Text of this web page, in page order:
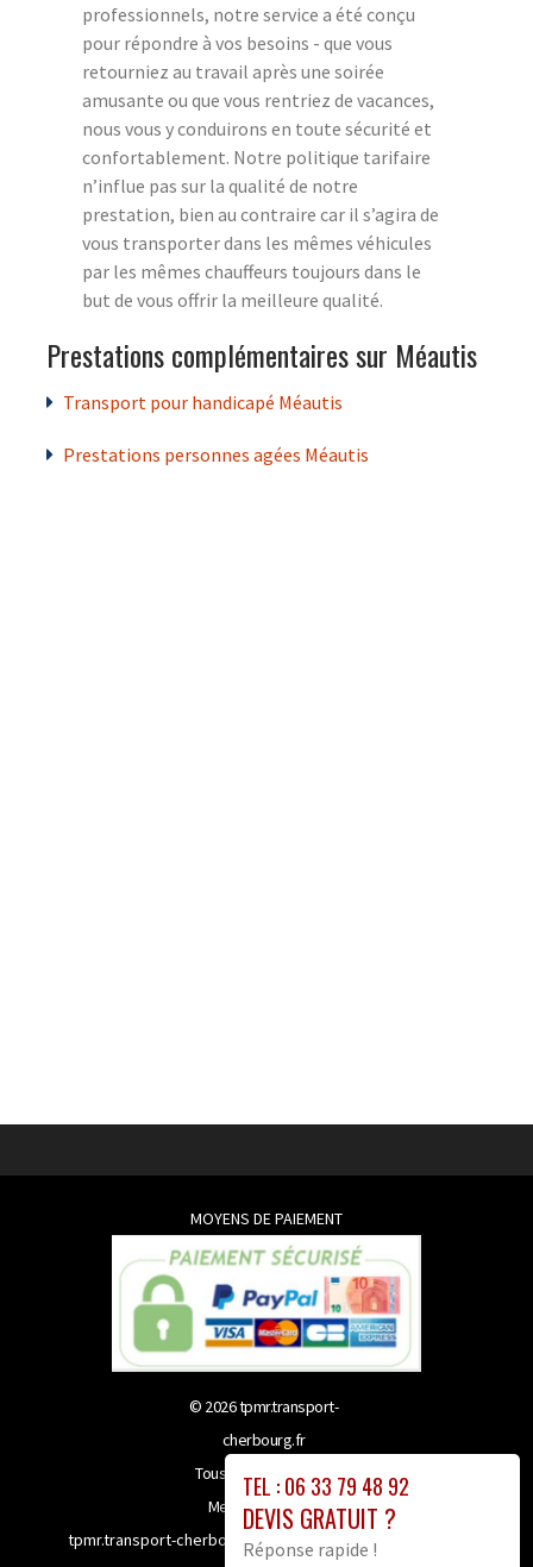
professionnels, notre service a été conçu
pour répondre à vos besoins - que vous
retourniez au travail après une soirée
amusante ou que vous rentriez de vacances,
nous vous y conduirons en toute sécurité et
confortablement. Notre politique tarifaire
n’influe pas sur la qualité de notre
prestation, bien au contraire car il s’agira de
vous transporter dans les mêmes véhicules
par les mêmes chauffeurs toujours dans le
but de vous offrir la meilleure qualité.
Prestations complémentaires sur Méautis
Transport pour handicapé Méautis
Prestations personnes agées Méautis
TEL : 06 33 79 48 92
DEVIS GRATUIT ?
Réponse rapide !
MOYENS DE PAIEMENT
© 2026tpmr.transport-
cherbourg.fr
Tous droits réservés
Mentions légales
tpmr.transport-cherbourg.fr bénéficie de la technologie